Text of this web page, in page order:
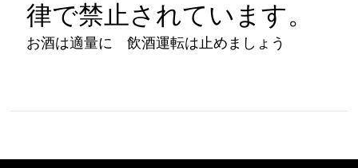
律で禁止されています。
お酒は適量に 飲酒運転は止めましょう